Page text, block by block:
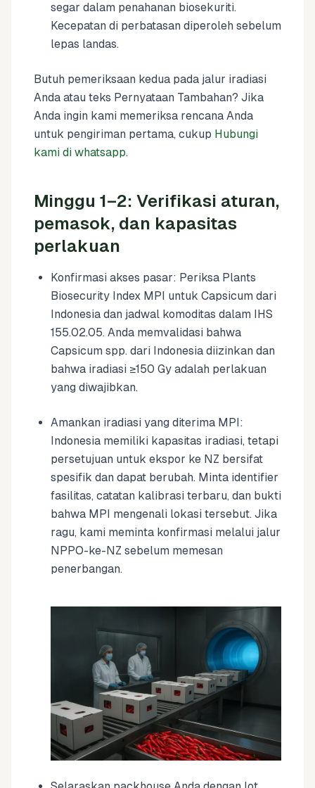
segar dalam penahanan biosekuriti.
Kecepatan di perbatasan diperoleh sebelum
lepas landas.
Butuh pemeriksaan kedua pada jalur iradiasi
Anda atau teks Pernyataan Tambahan? Jika
Anda ingin kami memeriksa rencana Anda
untuk pengiriman pertama, cukup Hubungi
kami di whatsapp.
Minggu 1–2: Verifikasi aturan,
pemasok, dan kapasitas
perlakuan
Konfirmasi akses pasar: Periksa Plants
Biosecurity Index MPI untuk Capsicum dari
Indonesia dan jadwal komoditas dalam IHS
155.02.05. Anda memvalidasi bahwa
Capsicum spp. dari Indonesia diizinkan dan
bahwa iradiasi ≥150 Gy adalah perlakuan
yang diwajibkan.
Amankan iradiasi yang diterima MPI:
Indonesia memiliki kapasitas iradiasi, tetapi
persetujuan untuk ekspor ke NZ bersifat
spesifik dan dapat berubah. Minta identifier
fasilitas, catatan kalibrasi terbaru, dan bukti
bahwa MPI mengenali lokasi tersebut. Jika
ragu, kami meminta konfirmasi melalui jalur
NPPO-ke-NZ sebelum memesan
penerbangan.